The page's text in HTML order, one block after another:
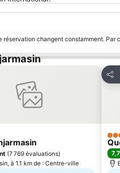
changent constamment. Par
à mes favoris
(7 769 évaluations)
à 1.1 km de : Centre-ville
3
7,7